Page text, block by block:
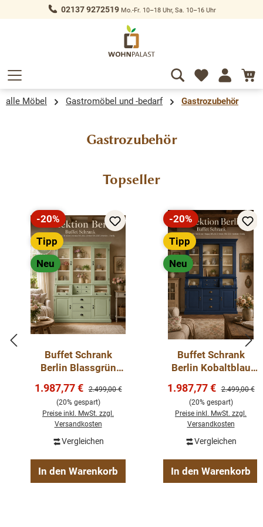
springen 02137 9272519Mo.-Fr. 10–18 Uhr, Sa. 10–16 Uhr
alle Möbel Gastromöbel und -bedarf Gastrozubehör
Gastrozubehör
Produktgalerie überspringen
Topseller
Rabatt
-20%
Tipp
Neu
Buffet Schrank
Berlin Blassgrün
Landhausstil Kopie
Verkaufspreis:
1.987,77 € Regulärer Preis:
2.499,00 €
(20% gespart)
Preise inkl. MwSt. zzgl.
Versandkosten
Vergleichen
In den Warenkorb
Rabatt
-20%
Tipp
Neu
Buffet Schrank
Berlin Kobaltblau
Landhausstil
Verkaufspreis:
1.987,77 € Regulärer
2.499,00 €
(20% gespart)
Preise inkl. MwSt. zzgl.
Versandkosten
Vergleichen
In den Warenkorb